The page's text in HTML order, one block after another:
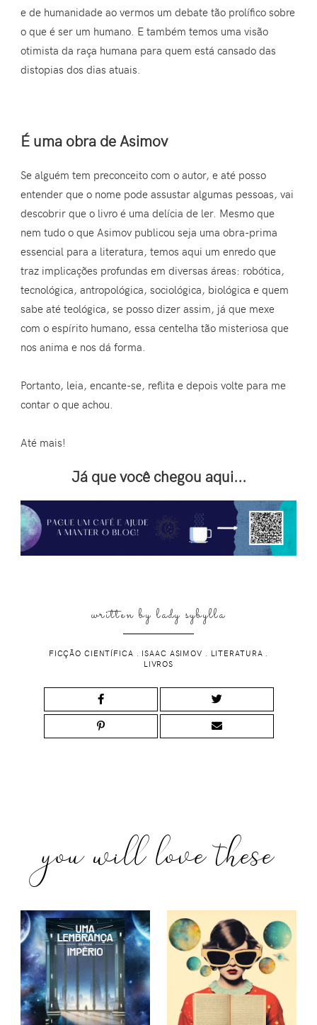
e de humanidade ao vermos um debate tão prolífico sobre
o que é ser um humano. E também temos uma visão
otimista da raça humana para quem está cansado das
distopias dos dias atuais.
É uma obra de Asimov
Se alguém tem preconceito com o autor, e até posso
entender que o nome pode assustar algumas pessoas, vai
descobrir que o livro é uma delícia de ler. Mesmo que
nem tudo o que Asimov publicou seja uma obra-prima
essencial para a literatura, temos aqui um enredo que
traz implicações profundas em diversas áreas: robótica,
tecnológica, antropológica, sociológica, biológica e quem
sabe até teológica, se posso dizer assim, já que mexe
com o espírito humano, essa centelha tão misteriosa que
nos anima e nos dá forma.
Portanto, leia, encante-se, reflita e depois volte para me
contar o que achou.
Até mais!
Já que você chegou aqui...
written bylady sybylla
FICÇÃO CIENTÍFICA ISAAC ASIMOV LITERATURA
LIVROS
you will love these